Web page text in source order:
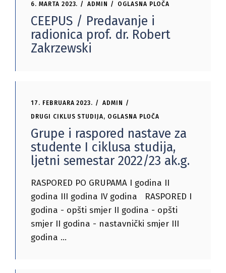
6. MARTA 2023. ADMIN OGLASNA PLOČA
CEEPUS / Predavanje i
radionica prof. dr. Robert
Zakrzewski
17. FEBRUARA 2023.
ADMIN
DRUGI CIKLUS STUDIJA, OGLASNA PLOČA
Grupe i raspored nastave za
studente I ciklusa studija,
ljetni semestar 2022/23 ak.g.
RASPORED PO GRUPAMA I godina II
godina III godina IV godina RASPORED I
godina - opšti smjer II godina - opšti
smjer II godina - nastavnički smjer III
godina